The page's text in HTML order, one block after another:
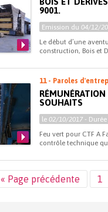
9001.
Emission du 04/12/
Le début d’une
construction, Bois et
11 - Paroles
SOUHAITS
le 02/10/2017 - Durée
Feu vert pour CTF A
contrôle technique
« Page précédente 1